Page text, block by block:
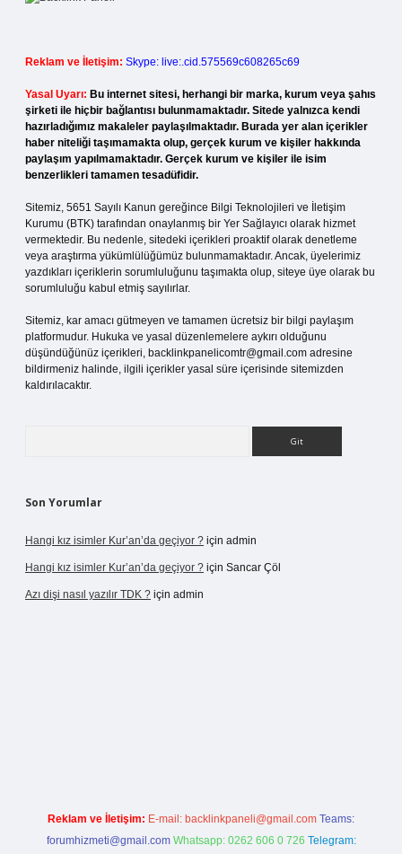
Reklam ve İletişim: Skype: live:.cid.575569c608265c69
Yasal Uyarı: Bu internet sitesi, herhangi bir marka, kurum veya şahıs
şirketi ile hiçbir bağlantısı bulunmamaktadır. Sitede yalnızca kendi
hazırladığımız makaleler paylaşılmaktadır. Burada yer alan içerikler
haber niteliği taşımamakta olup, gerçek kurum ve kişiler hakkında
paylaşım yapılmamaktadır. Gerçek kurum ve kişiler ile isim
benzerlikleri tamamen tesadüfidir.
Sitemiz, 5651 Sayılı Kanun gereğince Bilgi Teknolojileri ve İletişim
Kurumu (BTK) tarafından onaylanmış bir Yer Sağlayıcı olarak hizmet
vermektedir. Bu nedenle, sitedeki içerikleri proaktif olarak denetleme
veya araştırma yükümlülüğümüz bulunmamaktadır. Ancak, üyelerimiz
yazdıkları içeriklerin sorumluluğunu taşımakta olup, siteye üye olarak bu
sorumluluğu kabul etmiş sayılırlar.
Sitemiz, kar amacı gütmeyen ve tamamen ücretsiz bir bilgi paylaşım
platformudur. Hukuka ve yasal düzenlemelere aykırı olduğunu
düşündüğünüz içerikleri, backlinkpanelicomtr@gmail.com adresine
bildirmeniz halinde, ilgili içerikler yasal süre içerisinde sitemizden
kaldırılacaktır.
Son Yorumlar
Hangi kız isimler Kur’an’da geçiyor ? için admin
Hangi kız isimler Kur’an’da geçiyor ? için Sancar Çöl
Azı dişi nasıl yazılır TDK ? için admin
Reklam ve İletişim: E-mail: backlinkpaneli@gmail.com Teams:
forumhizmeti@gmail.com Whatsapp: 0262 606 0 726 Telegram: